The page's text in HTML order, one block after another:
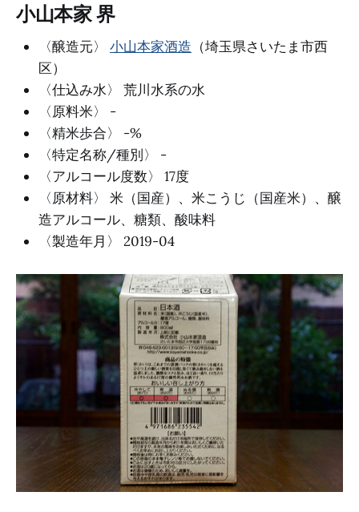
小山本家 界
〈醸造元〉 小山本家酒造 （埼玉県さいたま市西
区）
〈仕込み水〉 荒川水系の水
〈原料米〉 -
〈精米歩合〉 -%
〈特定名称/種別〉 -
〈アルコール度数〉 17度
〈原材料〉 米（国産）、米こうじ（国産米）、醸
造アルコール、糖類、酸味料
〈製造年月〉 2019-04